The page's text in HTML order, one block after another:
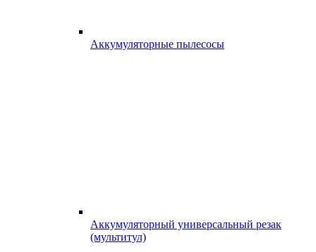
Аккумуляторные пылесосы
Аккумуляторный универсальный резак
(мультитул)